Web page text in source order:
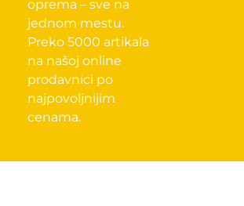
oprema – sve na
jednom mestu.
Preko 5000 artikala
na našoj online
prodavnici po
najpovoljnijim
cenama.